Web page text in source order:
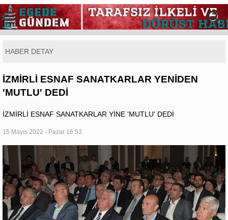
HABER DETAY
İZMİRLİ ESNAF SANATKARLAR YENİDEN
'MUTLU' DEDİ
İZMİRLİ ESNAF SANATKARLAR YİNE 'MUTLU' DEDİ
15 Mayıs 2022 - Pazar 16:53